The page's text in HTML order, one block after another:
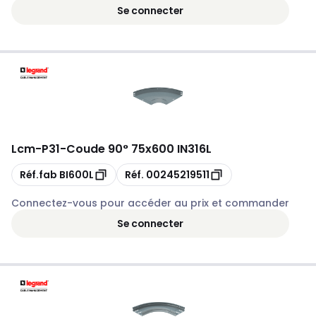
Se connecter
Lcm-P31-Coude 90° 75x600 IN316L
Copie
Réf.fab BI600L Copie
Réf. 00245219511
Connectez-vous pour accéder au prix et commander
Se connecter